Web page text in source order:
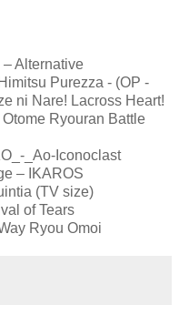
– Alternative
Purezza - (OP -
ni Nare! Lacross Heart!
Ryouran Battle
_Ao-Iconoclast
– IKAROS
(TV size)
of Tears
Ryou Omoi